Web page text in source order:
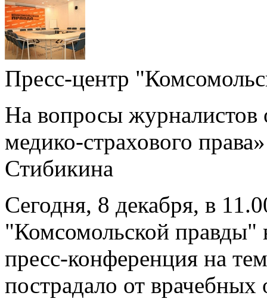
Пресс-центр
На вопросы журналистов
медико-страхового
Стибикина
Сегодня, 8 декабря, в
"Комсомольской правды"
пресс-конференция на
пострадало от